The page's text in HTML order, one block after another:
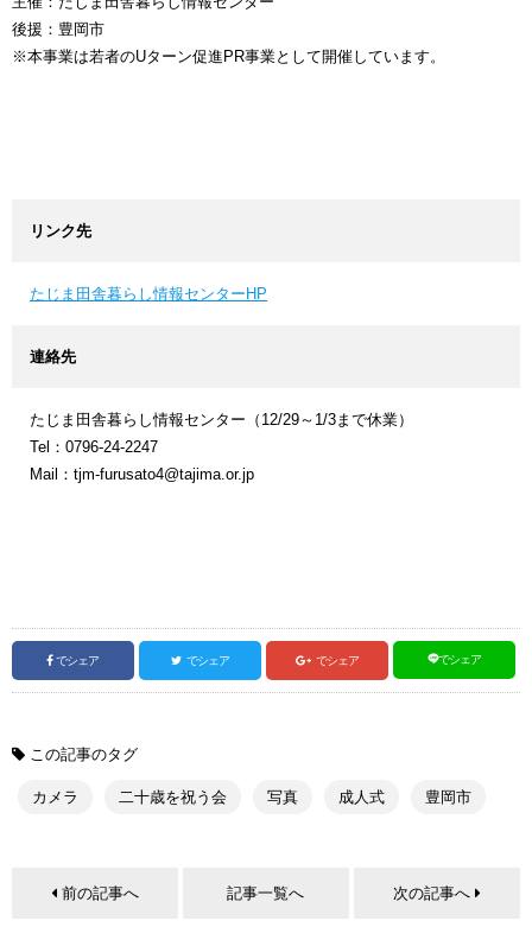
後援：豊岡市
※本事業は若者のUターン促進PR事業として開催しています。
リンク先
たじま田舎暮らし情報センターHP
連絡先
たじま田舎暮らし情報センター（12/29～1/3まで休業）
Tel：0796-24-2247
Mail：tjm-furusato4@tajima.or.jp
でシェア でシェア でシェア でシェア
この記事のタグ
カメラ 二十歳を祝う会 写真 成人式 豊岡市
前の記事へ 記事一覧へ 次の記事へ